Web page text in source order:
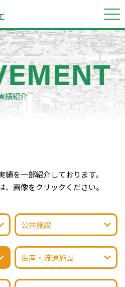
績紹介
を一部紹介しております。
画像をクリックください。
公共施設
生産・流通施設